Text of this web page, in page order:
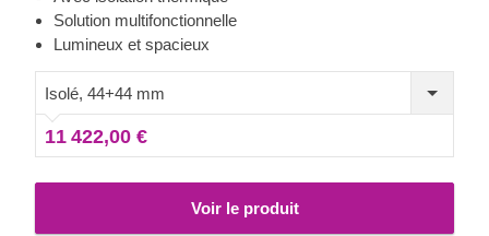
courts. De grandes fenêtres prolongent optiquement
l'espace intérieur et font de cet abri un lieu de détente
extérieur en plaçant cette jolie structure dans votre jardin !
Solution multifonctionnelle
Lumineux et spacieux
Isolé, 44+44 mm
11 422,00 €
Voir le produit